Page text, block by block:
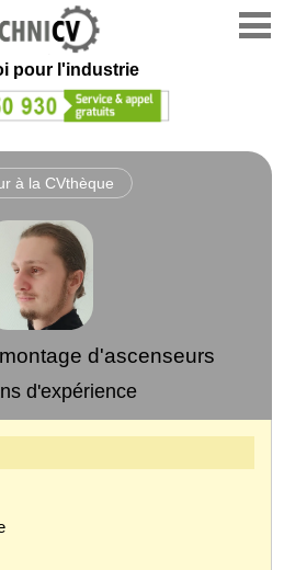
pour l'industrie
à la CVthèque
d'ascenseurs
d'expérience